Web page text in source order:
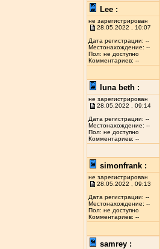
Lee :
не зарегистрирован
28.05.2022 , 10:07
Дата регистрации: --
Местонахождение: --
Пол: не доступно
Комментариев: --
luna beth :
не зарегистрирован
28.05.2022 , 09:14
Дата регистрации: --
Местонахождение: --
Пол: не доступно
Комментариев: --
simonfrank :
не зарегистрирован
28.05.2022 , 09:13
Дата регистрации: --
Местонахождение: --
Пол: не доступно
Комментариев: --
samrey :